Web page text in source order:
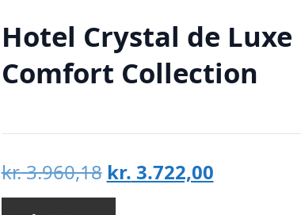
Hotel Crystal de Luxe
Comfort Collection
kr.3.960,18 Den
oprindelige
kr. 3.722,00Den